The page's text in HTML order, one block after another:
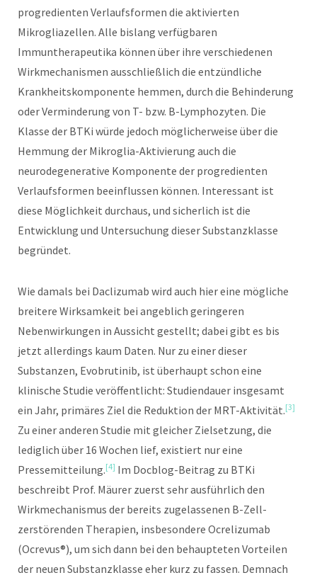
progredienten Verlaufsformen die aktivierten
Mikrogliazellen. Alle bislang verfügbaren
Immuntherapeutika können über ihre verschiedenen
Wirkmechanismen ausschließlich die entzündliche
Krankheitskomponente hemmen, durch die Behinderung
oder Verminderung von T- bzw. B-Lymphozyten. Die
Klasse der BTKi würde jedoch möglicherweise über die
Hemmung der Mikroglia-Aktivierung auch die
neurodegenerative Komponente der progredienten
Verlaufsformen beeinflussen können. Interessant ist
diese Möglichkeit durchaus, und sicherlich ist die
Entwicklung und Untersuchung dieser Substanzklasse
begründet.
Wie damals bei Daclizumab wird auch hier eine mögliche
breitere Wirksamkeit bei angeblich geringeren
Nebenwirkungen in Aussicht gestellt; dabei gibt es bis
jetzt allerdings kaum Daten. Nur zu einer dieser
Substanzen, Evobrutinib, ist überhaupt schon eine
klinische Studie veröffentlicht: Studiendauer insgesamt
ein Jahr, primäres Ziel die Reduktion der MRT-Aktivität.[3]
Zu einer anderen Studie mit gleicher Zielsetzung, die
lediglich über 16 Wochen lief, existiert nur eine
Pressemitteilung.[4] Im Docblog-Beitrag zu BTKi
beschreibt Prof. Mäurer zuerst sehr ausführlich den
Wirkmechanismus der bereits zugelassenen B-Zell-
zerstörenden Therapien, insbesondere Ocrelizumab
(Ocrevus®), um sich dann bei den behaupteten Vorteilen
der neuen Substanzklasse eher kurz zu fassen. Demnach